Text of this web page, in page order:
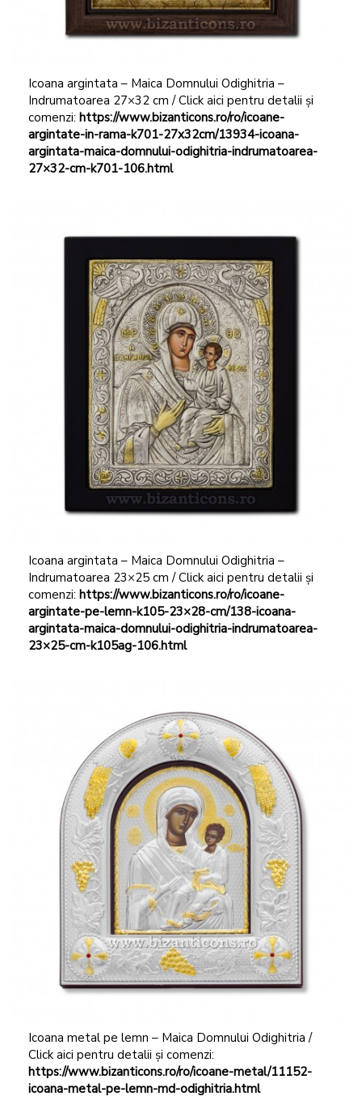
Icoana argintata – Maica Domnului Odighitria –
Indrumatoarea 27×32 cm / Click aici pentru detalii și
comenzi: https://www.bizanticons.ro/ro/icoane-
argintate-in-rama-k701-27x32cm/13934-icoana-
argintata-maica-domnului-odighitria-indrumatoarea-
27×32-cm-k701-106.html
Icoana argintata – Maica Domnului Odighitria –
Indrumatoarea 23×25 cm / Click aici pentru detalii și
comenzi: https://www.bizanticons.ro/ro/icoane-
argintate-pe-lemn-k105-23×28-cm/138-icoana-
argintata-maica-domnului-odighitria-indrumatoarea-
23×25-cm-k105ag-106.html
Icoana metal pe lemn – Maica Domnului Odighitria /
Click aici pentru detalii și comenzi:
https://www.bizanticons.ro/ro/icoane-metal/11152-
icoana-metal-pe-lemn-md-odighitria.html